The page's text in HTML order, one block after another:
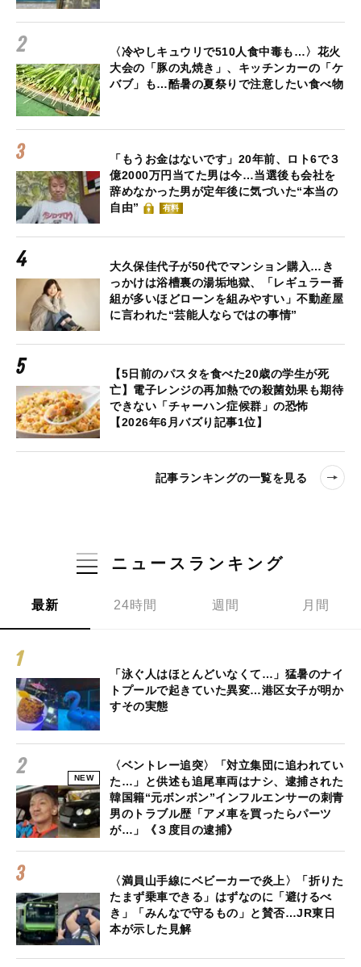
〈冷やしキュウリで510人食中毒も…〉花火
大会の「豚の丸焼き」、キッチンカーの「ケ
バブ」も…酷暑の夏祭りで注意したい食べ物
「もうお金はないです」20年前、ロト6で３
億2000万円当てた男は今…当選後も会社を
辞めなかった男が定年後に気づいた“本当の
自由”
有料
大久保佳代子が50代でマンション購入…き
っかけは浴槽裏の湯垢地獄、「レギュラー番
組が多いほどローンを組みやすい」不動産屋
に言われた“芸能人ならではの事情”
【5日前のパスタを食べた20歳の学生が死
亡】電子レンジの再加熱での殺菌効果も期待
できない「チャーハン症候群」の恐怖
【2026年6月バズり記事1位】
記事ランキングの一覧を見る
ニュースランキング
最新 24時間 週間 月間
「泳ぐ人はほとんどいなくて…」猛暑のナイ
トプールで起きていた異変…港区女子が明か
すその実態
NEW
〈ベントレー追突〉「対立集団に追われてい
た…」と供述も追尾車両はナシ、逮捕された
韓国籍“元ボンボン”インフルエンサーの刺青
男のトラブル歴「アメ車を買ったらパーツ
が…」《３度目の逮捕》
〈満員山手線にベビーカーで炎上〉「折りた
たまず乗車できる」はずなのに「避けるべ
き」「みんなで守るもの」と賛否…JR東日
本が示した見解